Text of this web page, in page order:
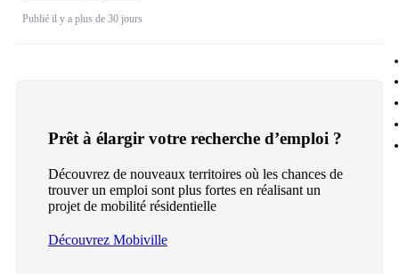
Publié il y a plus de 30 jours
Prêt à élargir votre recherche d’emploi ?
Découvrez de nouveaux territoires où les chances de
trouver un emploi sont plus fortes en réalisant un
projet de mobilité résidentielle
Découvrez Mobiville